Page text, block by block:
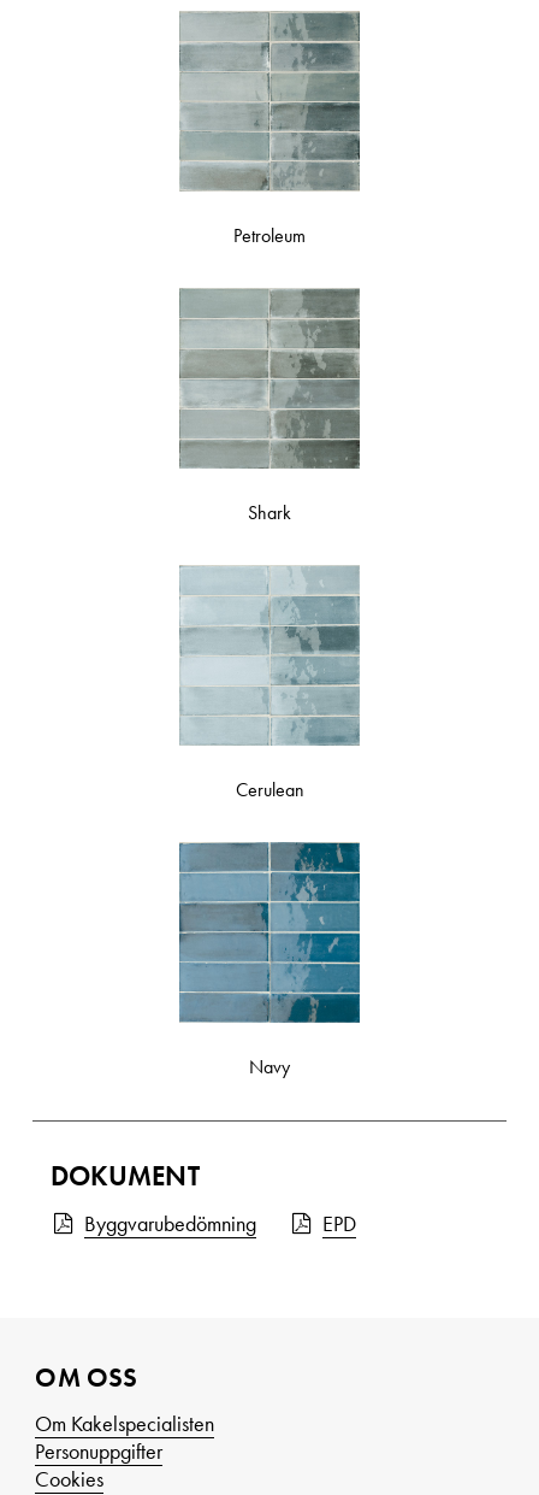
Petroleum
Shark
Cerulean
Navy
DOKUMENT
Byggvarubedömning EPD
OM OSS
Om Kakelspecialisten
Personuppgifter
Cookies